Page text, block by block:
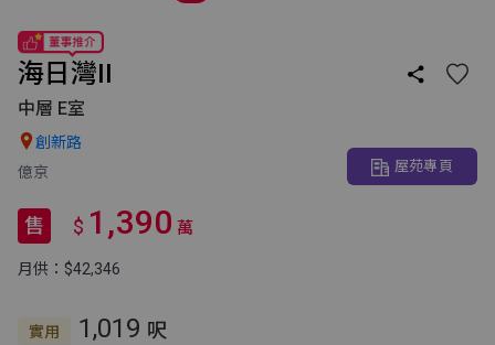
海日灣II 
中層 E室
創新路
億京
屋苑專頁
售 $ 1,390 萬
月供：$42,346
實用 1,019 呎